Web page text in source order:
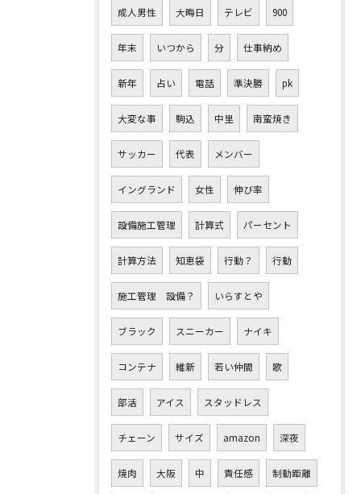
成人男性 大晦日 テレビ 900
年末 いつから 分 仕事納め
新年 占い 電話 準決勝 pk
大変な事 駒込 中里 南蛮焼き
サッカー 代表 メンバー
イングランド 女性 伸び率
設備施工管理 計算式 パーセント
計算方法 知恵袋 行動？ 行動
施工管理 設備？ いらすとや
ブラック スニーカー ナイキ
コンテナ 維新 若い仲間 歌
部活 アイス スタッドレス
チェーン サイズ amazon 深夜
焼肉 大阪 中 責任感 制動距離